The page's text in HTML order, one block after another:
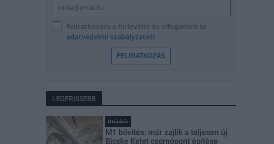
Feliratkozom a hírlevélre és elfogadom az
adatvédelmi szabályzatot!
FELIRATKOZÁS
LEGFRISSEBB
Útépítés
M1 bővítés: már zajlik a teljesen új
Bicske Kelet csomópont építése